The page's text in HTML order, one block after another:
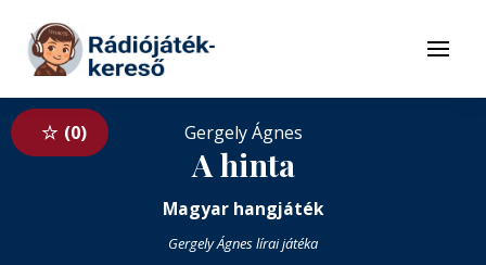
Tovább a tartalomhoz
Menü
0 Gergely Ágnes
A hinta
Magyar hangjáték
Gergely Ágnes lírai játéka